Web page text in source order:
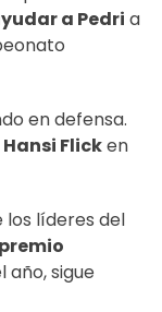
a Pedri a
en defensa.
Hansi Flicken
los líderes del
premio
año, sigue